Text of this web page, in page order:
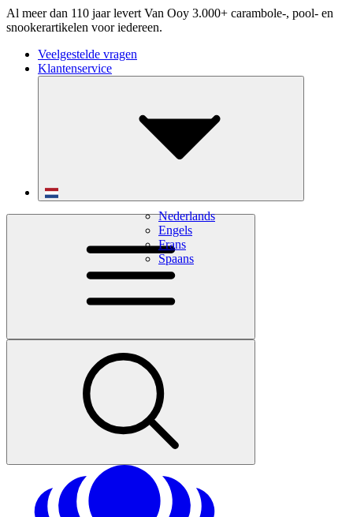
Al meer dan 110 jaar levert Van Ooy 3.000+ carambole-, pool- en
snookerartikelen voor iedereen.
Veelgestelde vragen
Klantenservice
Nederlands
Engels
Frans
Spaans